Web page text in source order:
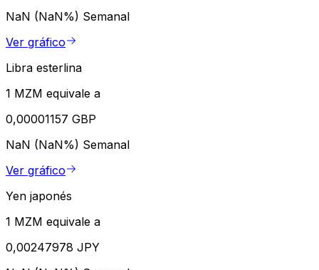
NaN (NaN%) Semanal
Ver gráfico
Libra esterlina
1 MZM equivale a
0,00001157 GBP
NaN (NaN%) Semanal
Ver gráfico
Yen japonés
1 MZM equivale a
0,00247978 JPY